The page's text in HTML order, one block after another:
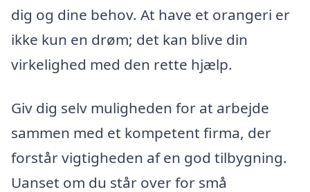
dig og dine behov. At have et orangeri er
ikke kun en drøm; det kan blive din
virkelighed med den rette hjælp.
Giv dig selv muligheden for at arbejde
sammen med et kompetent firma, der
forstår vigtigheden af en god tilbygning.
Uanset om du står over for små